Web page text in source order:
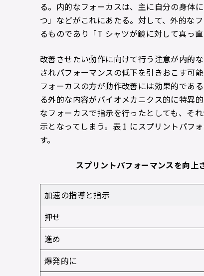
る。内的なフォーカスは、主に自分の身体
つ」などがこれにあたる。対して、外的な
るものであり「T シャツが鏡に対して真っ
改善させたい動作に向けて行う注意が内的
されパフォーマンスの低下を引きおこす可
フォーカスの方が動作改善には効果的であ
る外的な内容がバイオメカニクス的に特異
なフォーカスで指示を行ったとしても、そ
示となってしまう。表 1 にスプリントパフ
す。
スプリントパフォーマンスを向上
加速の指導と指示
押せ
進め
爆発的に